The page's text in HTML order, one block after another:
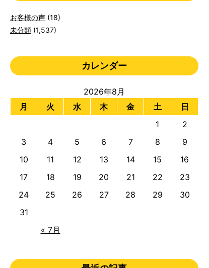
お客様の声 (18)
未分類 (1,537)
カレンダー
2026年8月
月
火 水 木 金 土 日
« 7月
1
2
3
4 5 6 7 8
9
10
11 12 13 14 15
16
17
18 19 20 21 22
23
24
25 26 27 28 29
30
31